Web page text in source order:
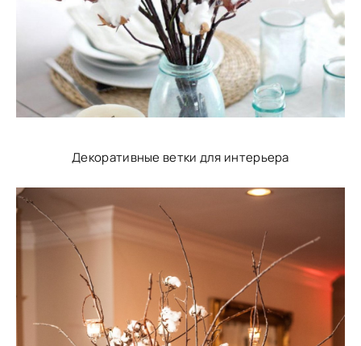
Декоративные ветки для интерьера